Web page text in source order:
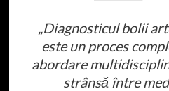
„Diagnosticul bolii
este un proces
abordare
strânsă între